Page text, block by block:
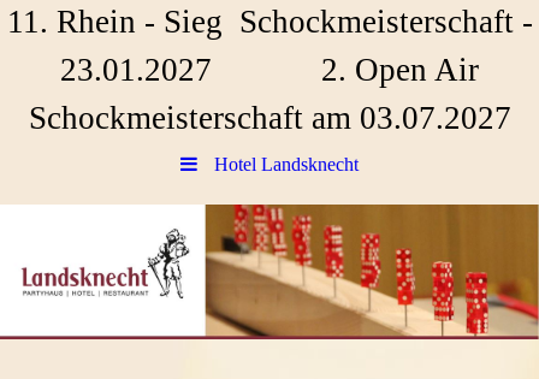
11. Rhein - Sieg Schockmeisterschaft -
23.01.2027 2. Open Air
Schockmeisterschaft am 03.07.2027
Hotel Landsknecht